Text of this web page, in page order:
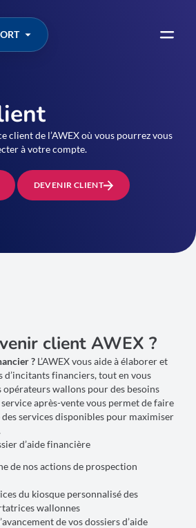
client de l’AWEX où vous pourrez vous
à votre compte.
DEVENIR CLIENT
client AWEX ?
?L’AWEX vous aide à élaborer et
financiers, tout en vous
opérateurs wallons pour des besoins
après-vente vous permet de faire
des services disponibles pour maximiser
d’aide financière
de nos actions de prospection
du kiosque personnalisé des
wallonnes
de vos dossiers d’aide